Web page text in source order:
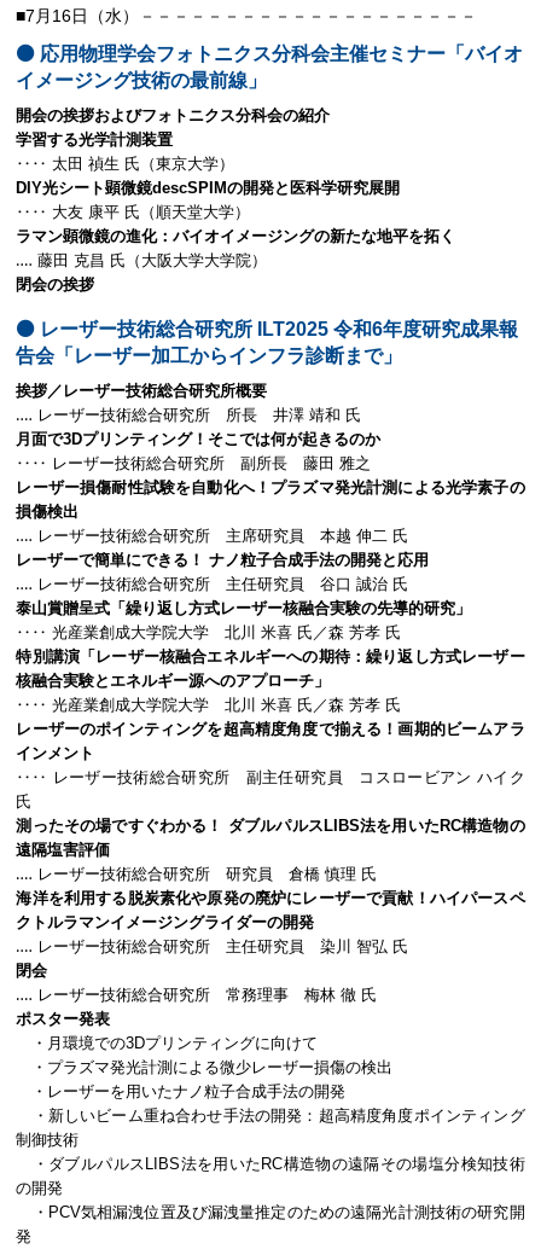
■7月16日（水）－－－－－－－－－－－－－－－－－－－－
⚫️ 応用物理学会フォトニクス分科会主催セミナー「バイオ
イメージング技術の最前線」
開会の挨拶およびフォトニクス分科会の紹介
学習する光学計測装置
‥‥ 太田 禎生 氏（東京大学）
DIY光シート顕微鏡descSPIMの開発と医科学研究展開
‥‥ 大友 康平 氏（順天堂大学）
ラマン顕微鏡の進化：バイオイメージングの新たな地平を拓く
‥‥ 藤田 克昌 氏（大阪大学大学院）
閉会の挨拶
⚫️ レーザー技術総合研究所 ILT2025 令和6年度研究成果報
告会「レーザー加工からインフラ診断まで」
挨拶／レーザー技術総合研究所概要
‥‥ レーザー技術総合研究所 所長 井澤 靖和 氏
月面で3Dプリンティング！そこでは何が起きるのか
‥‥ レーザー技術総合研究所 副所長 藤田 雅之
レーザー損傷耐性試験を自動化へ！プラズマ発光計測による光学素子の
損傷検出
‥‥ レーザー技術総合研究所 主席研究員 本越 伸二 氏
レーザーで簡単にできる！ ナノ粒子合成手法の開発と応用
‥‥ レーザー技術総合研究所 主任研究員 谷口 誠治 氏
泰山賞贈呈式「繰り返し方式レーザー核融合実験の先導的研究」
‥‥ 光産業創成大学院大学 北川 米喜 氏／森 芳孝 氏
特別講演「レーザー核融合エネルギーへの期待：繰り返し方式レーザー
核融合実験とエネルギー源へのアプローチ」
‥‥ 光産業創成大学院大学 北川 米喜 氏／森 芳孝 氏
レーザーのポインティングを超高精度角度で揃える！画期的ビームアラ
インメント
‥‥ レーザー技術総合研究所 副主任研究員 コスロービアン ハイク
氏
測ったその場ですぐわかる！ ダブルパルスLIBS法を用いたRC構造物の
遠隔塩害評価
‥‥ レーザー技術総合研究所 研究員 倉橋 慎理 氏
海洋を利用する脱炭素化や原発の廃炉にレーザーで貢献！ハイパースペ
クトルラマンイメージングライダーの開発
‥‥ レーザー技術総合研究所 主任研究員 染川 智弘 氏
閉会
‥‥ レーザー技術総合研究所 常務理事 梅林 徹 氏
ポスター発表
・月環境での3Dプリンティングに向けて
・プラズマ発光計測による微少レーザー損傷の検出
・レーザーを用いたナノ粒子合成手法の開発
・新しいビーム重ね合わせ手法の開発：超高精度角度ポインティング
制御技術
・ダブルパルスLIBS法を用いたRC構造物の遠隔その場塩分検知技術
の開発
・PCV気相漏洩位置及び漏洩量推定のための遠隔光計測技術の研究開
発